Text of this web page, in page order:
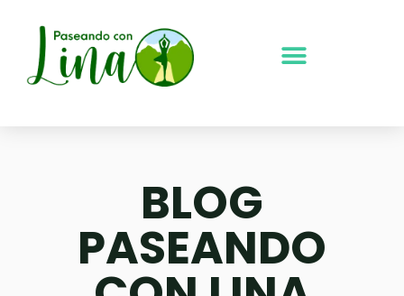
contenido
BLOG
PASEANDO